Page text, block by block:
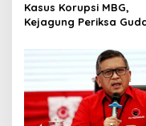
Kasus Korupsi MBG,
Kejagung Periksa
BGN